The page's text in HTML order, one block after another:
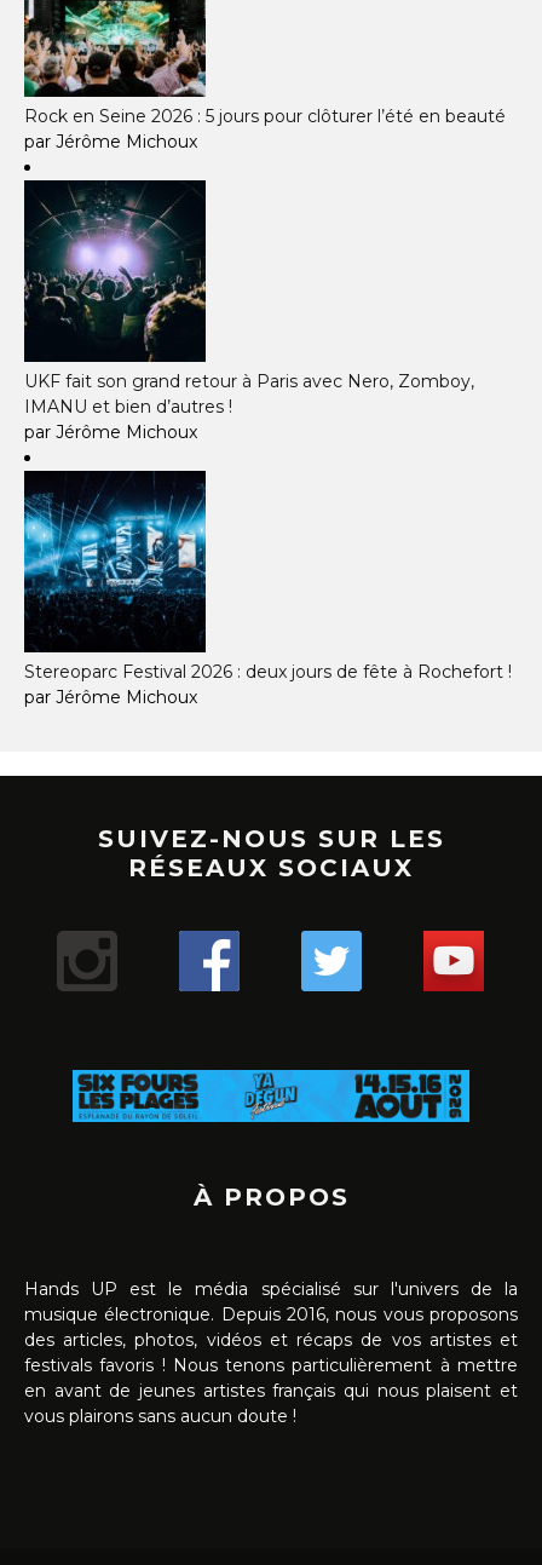
Rock en Seine 2026 : 5 jours pour clôturer l’été en beauté
par Jérôme Michoux
UKF fait son grand retour à Paris avec Nero, Zomboy,
IMANU et bien d’autres !
par Jérôme Michoux
Stereoparc Festival 2026 : deux jours de fête à Rochefort !
par Jérôme Michoux
SUIVEZ-NOUS SUR LES
RÉSEAUX SOCIAUX
À PROPOS
Hands UP est le média spécialisé sur l'univers de la
musique électronique. Depuis 2016, nous vous proposons
des articles, photos, vidéos et récaps de vos artistes et
festivals favoris ! Nous tenons particulièrement à mettre
en avant de jeunes artistes français qui nous plaisent et
vous plairons sans aucun doute !